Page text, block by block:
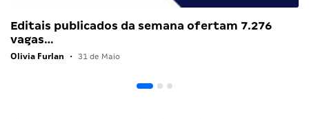
Editais publicados da semana ofertam 7.276
vagas…
Olivia Furlan • 31 de Maio